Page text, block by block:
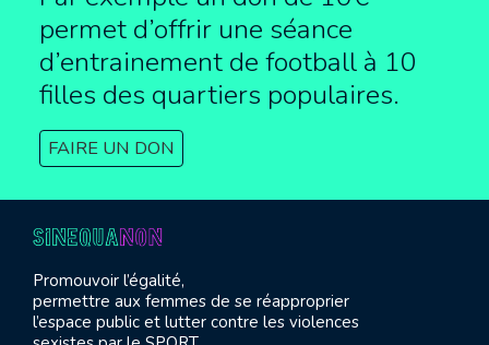
permet d’offrir une séance
d’entrainement de football à 10
filles des quartiers populaires.
FAIRE UN DON
Promouvoir l’égalité,
permettre aux femmes de se réapproprier
l’espace public et lutter contre les violences